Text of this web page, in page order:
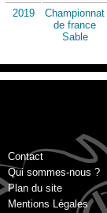
2019
Championnat
de france
Sable
Contact
Qui sommes-nous ?
Plan du site
Mentions Légales